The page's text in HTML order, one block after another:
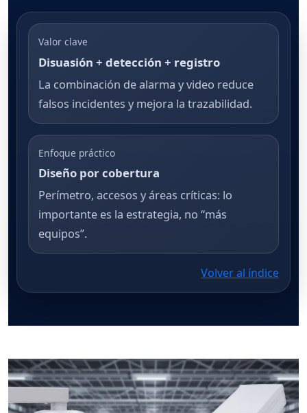
Valor clave
Disuasión + detección + registro
La combinación de alarma y video reduce
falsos incidentes y mejora la trazabilidad.
Enfoque práctico
Diseño por cobertura
Perímetro, accesos y áreas críticas: lo
importante es la estrategia, no “más
equipos”.
Volver al índice